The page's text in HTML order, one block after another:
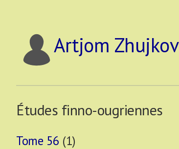
Artjom Zhujkov
Études finno-ougriennes
Tome 56 (1)